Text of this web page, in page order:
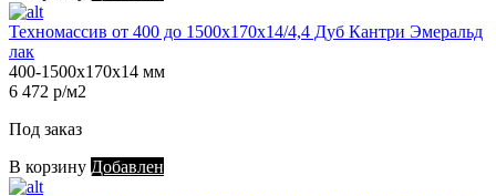
Техномассив от 400 до 1500х170х14/4,4 Дуб Кантри Эмеральд
лак
400-1500х170х14 мм
6 472 р/м2
Под заказ
В корзину Добавлен